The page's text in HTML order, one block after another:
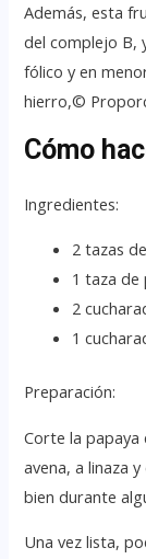
Además, esta
del complejo B,
fólico y en
hierro,©
Cómo
Ingredientes:
2 tazas
1 taza de
2
1
Preparación:
Corte la papaya
avena, a linaza
bien durante
Una vez lista,